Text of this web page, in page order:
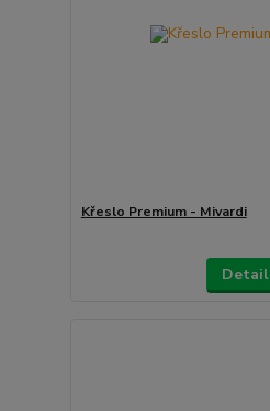
Křeslo Premium - Mivardi
Detail